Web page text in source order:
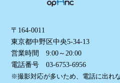
〒164-0011
東京都中野区中央5-34-13
営業時間 9:00～20:00
電話番号 03-6753-6956
※撮影対応が多いため、電話に出れ